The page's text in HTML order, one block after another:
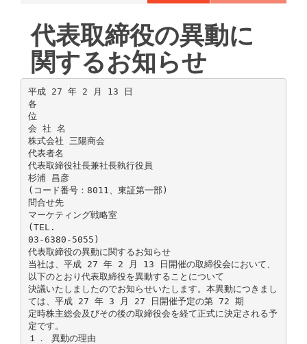
代表取締役の異動に
関するお知らせ
平成 27 年 2 月 13 日
各
位
会 社 名
株式会社 三陽商会
代表者名
代表取締役社長兼社長執行役員
杉浦 昌彦
(コード番号：8011、東証第一部)
問合せ先
マーケティング戦略室
(TEL.
03-6380-5055)
代表取締役の異動に関するお知らせ
当社は、平成 27 年 2 月 13 日開催の取締役会において、
以下のとおり代表取締役を異動することについて
決議いたしましたのでお知らせいたします。本異動につきまし
ては、平成 27 年 3 月 27 日開催予定の第 72 期
定時株主総会及びその後の取締役会を経て正式に決定される予
定です。
１． 異動の理由